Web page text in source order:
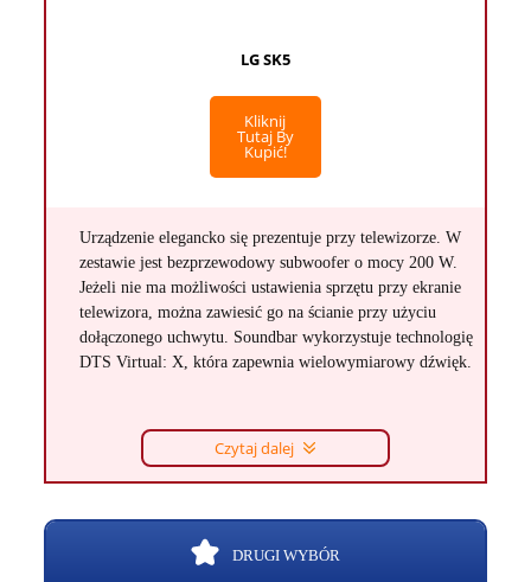
LG SK5
Kliknij
Tutaj By
Kupić!
Urządzenie elegancko się prezentuje przy telewizorze. W
zestawie jest bezprzewodowy subwoofer o mocy 200 W.
Jeżeli nie ma możliwości ustawienia sprzętu przy ekranie
telewizora, można zawiesić go na ścianie przy użyciu
dołączonego uchwytu. Soundbar wykorzystuje technologię
DTS Virtual: X, która zapewnia wielowymiarowy dźwięk.
Czytaj dalej
DRUGI WYBÓR